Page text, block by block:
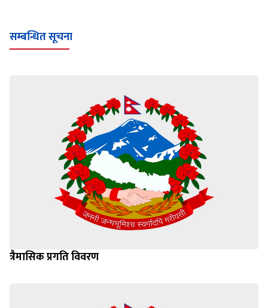
सम्बन्धित सूचना
त्रैमासिक प्रगति विवरण